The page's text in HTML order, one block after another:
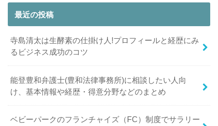
最近の投稿
寺島清太は生酵素の仕掛け人!プロフィールと経歴にみ
るビジネス成功のコツ
能登豊和弁護士(豊和法律事務所)に相談したい人向
け、基本情報や経歴・得意分野などのまとめ
ベビーパークのフランチャイズ（FC）制度でサラリー